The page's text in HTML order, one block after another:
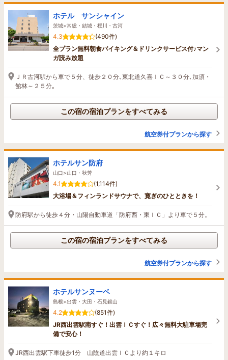
ホテル サンシャイン
茨城>常総・結城・桜川・古河
4.3
(490件)
全プラン無料朝食バイキング＆ドリンクサービス付♪マン
ガ読み放題
ＪＲ古河駅から車で５分、徒歩２０分､東北道久喜ＩＣ～３０分､加須・
館林～２５分｡
この宿の宿泊プランをすべてみる
航空券付プランから探す
ホテルサン防府
山口>山口・秋芳
4.1
(1,114件)
大浴場＆フィンランドサウナで、寛ぎのひとときを！
防府駅から徒歩４分・山陽自動車道「防府西・東ＩＣ」より車で５分。
この宿の宿泊プランをすべてみる
航空券付プランから探す
ホテルサンヌーベ
島根>出雲・大田・石見銀山
4.2
(851件)
JR西出雲駅南すぐ！出雲ＩＣすぐ！広々無料大駐車場完
備で安心！
JR西出雲駅下車徒歩1分 山陰道出雲ＩＣより約１キロ